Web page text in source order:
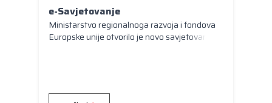
e-Savjetovanje
Ministarstvo regionalnoga razvoja i fondova
Europske unije otvorilo je novo savjetovanje.